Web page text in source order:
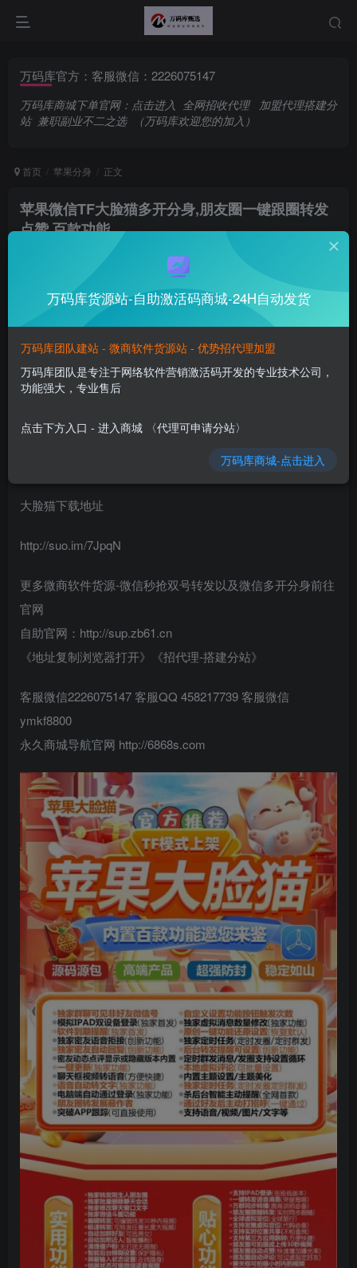
万码库官方：客服微信：2226075147
万码库商城下单官网： 点击进入 全网招收代理
加盟代理搭建分
站 兼职副业不二之选 （万码库欢迎您的加入）
首页 苹果分身 正文
苹果微信TF大脸猫多开分身,朋友圈一键跟圈转发
点赞,百款功能
万码库官方账号
0 54
Real dream is the other shore of reality.
真正的梦就是现实的彼岸
苹果TF大脸猫
一键转发 自动跟圈 点赞
大脸猫下载地址
http://suo.im/7JpqN
更多微商软件货源-微信秒抢双号转发以及微信多开分身前往
官网
自助官网：http://sup.zb61.cn
《地址复制浏览器打开》《招代理-搭建分站》
客服微信2226075147 客服QQ 458217739 客服微信
ymkf8800
永久商城导航官网 http://6868s.com
万码库货源站-自助激活码商城-24H自动发货
万码库团队建站 - 微商软件货源站 - 优势招代理加盟
万码库团队是专注于网络软件营销激活码开发的专业技术公司，
功能强大，专业售后
点击下方入口 - 进入商城 〈代理可申请分站〉
万码库商城-点击进入